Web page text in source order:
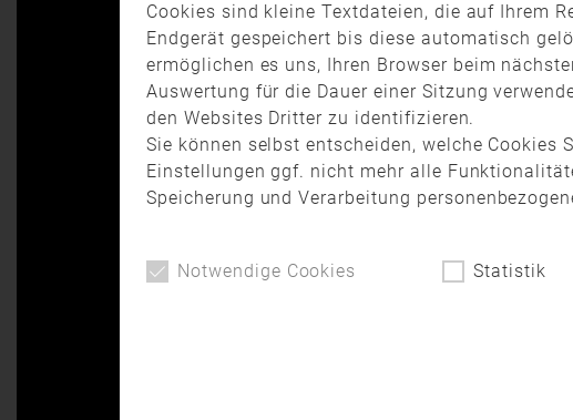
Cookies sind kleine Textdateien, die auf Ihrem
Endgerät gespeichert bis diese automatisch
ermöglichen es uns, Ihren Browser beim
Auswertung für die Dauer einer Sitzung
den Websites Dritter zu identifizieren.
Sie können selbst entscheiden, welche
Einstellungen ggf. nicht mehr alle
Speicherung und Verarbeitung
Notwendige Cookies Statistik